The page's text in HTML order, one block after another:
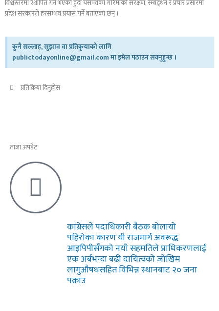
विश्वस्तरमा स्थापित गर्ने भएको हुँदा यसपर्वको गरिमाको संरक्षण, स्म्बद्र्धन र प्रचार प्रसारमा
प्रदेश सरकारले हरसम्भव प्रयास गर्ने बताएका छन् ।
कुनै सल्लाह, सुझाव वा प्रतिकृयाको लागि
publictodayonline@gmail.com मा इमेल पठाउन सक्नुहुन्छ ।
प्रतिक्रिया दिनुहोस​
ताजा अपडेट
कांग्रेसले पदाधिकारी बैठक बोलायो
पहिरोका कारण यी राजमार्ग अवरूद्ध
आइपिपीसँगको नयाँ सहमतिले प्राधिकरणलाई
एक अर्बभन्दा बढी दायित्वको जोखिम
लागुऔषधसहित विभिन्न स्थानबाट २० जना
पक्राउ